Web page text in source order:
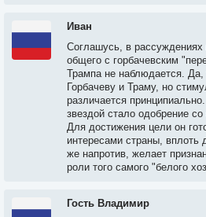
Иван
Соглашусь, в рассуждениях
общего с горбачевским
Трампа не наблюдается.
Горбачеву и Траму, но
различается
звездой стало одобрение
Для достижения цели он
интересами страны, вплоть
же напротив, желает
роли того самого "белого
Гость Владимир